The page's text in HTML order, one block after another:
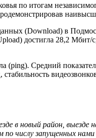
по итогам
(Download) в
достигла 28,2
Средний
в новый район, выезде
числу запущенных